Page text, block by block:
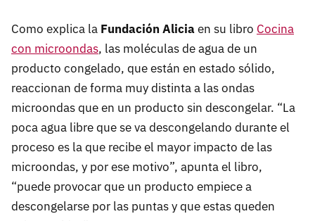
Como explica la Fundación Aliciaen su libro Cocina
con microondas, las moléculas de agua de un
producto congelado, que están en estado sólido,
reaccionan de forma muy distinta a las ondas
microondas que en un producto sin descongelar. “La
poca agua libre que se va descongelando durante el
proceso es la que recibe el mayor impacto de las
microondas, y por ese motivo”, apunta el libro,
“puede provocar que un producto empiece a
descongelarse por las puntas y que estas queden